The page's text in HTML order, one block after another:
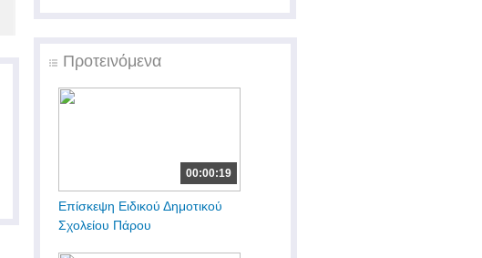
Προτεινόμενα
00:00:19
Επίσκεψη Ειδικού Δημοτικού
Σχολείου Πάρου